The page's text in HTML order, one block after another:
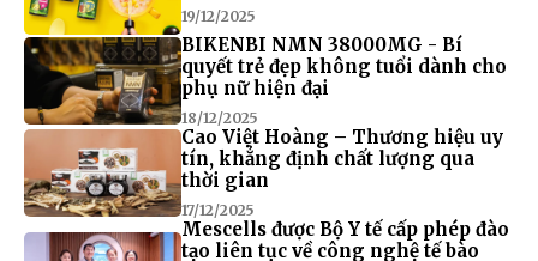
19/12/2025
BIKENBI NMN 38000MG - Bí
quyết trẻ đẹp không tuổi dành cho
phụ nữ hiện đại
18/12/2025
Cao Việt Hoàng – Thương hiệu uy
tín, khẳng định chất lượng qua
thời gian
17/12/2025
Mescells được Bộ Y tế cấp phép đào
tạo liên tục về công nghệ tế bào